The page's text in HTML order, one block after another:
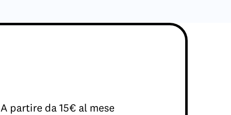
A partire da 15€ al mese